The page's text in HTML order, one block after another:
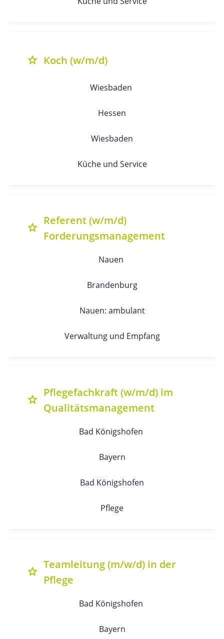
grade Koch (w/m/d)
Wiesbaden
Hessen
Wiesbaden
Küche und Service
grade
Referent (w/m/d)
Forderungsmanagement
Nauen
Brandenburg
Nauen: ambulant
Verwaltung und Empfang
grade
Pflegefachkraft (w/m/d) im
Qualitätsmanagement
Bad Königshofen
Bayern
Bad Königshofen
Pflege
grade
Teamleitung (m/w/d) in der
Pflege
Bad Königshofen
Bayern